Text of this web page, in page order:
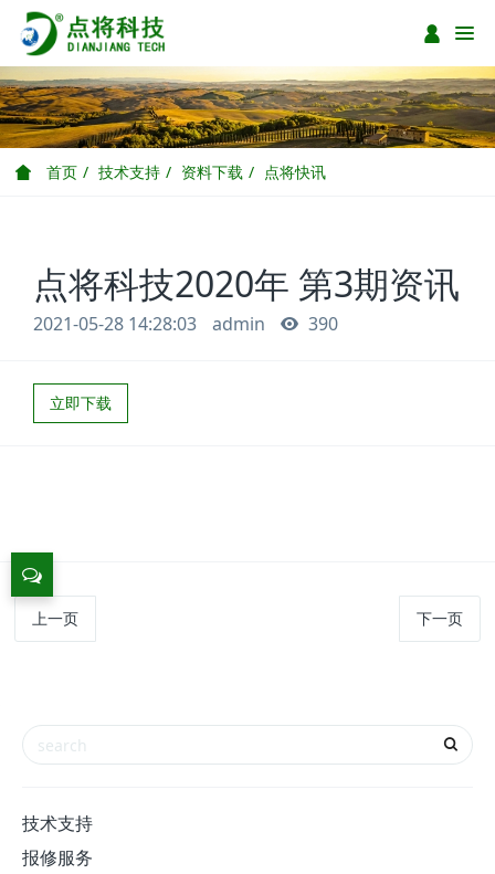
首页 技术支持 资料下载 点将快讯
点将科技2020年 第3期资讯
2021-05-28 14:28:03 admin 390
立即下载
上一页 下一页
技术支持
报修服务